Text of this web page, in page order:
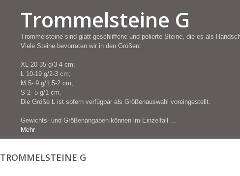
Trommelsteine G
Trommelsteine sind glatt geschliffene und polierte Steine, die es als
Viele Steine bevorraten wir in den Größen:
XL 20-35 g/3-4 cm;
L 10-19 g/2-3 cm;
M 5- 9 g/1,5-2 cm;
S 2- 5 g/1 cm.
Die Größe L ist sofern verfügbar als Größenauswahl voreingestellt.
Gewichts- und Größenangaben können im Einzelfall ...
Mehr
TROMMELSTEINE G